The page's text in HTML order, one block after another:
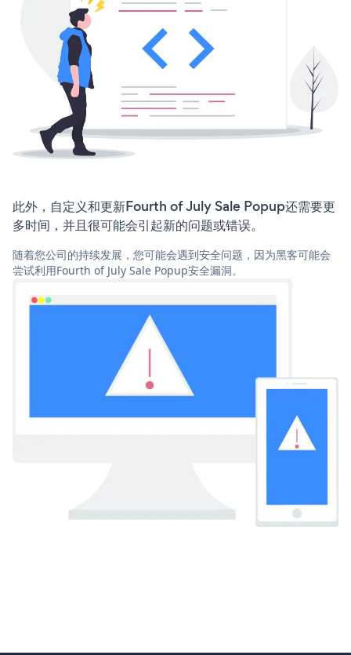
此外，自定义和更新Fourth of July Sale Popup还需要更
多时间，并且很可能会引起新的问题或错误。
随着您公司的持续发展，您可能会遇到安全问题，因为黑客可能会
尝试利用Fourth of July Sale Popup安全漏洞。